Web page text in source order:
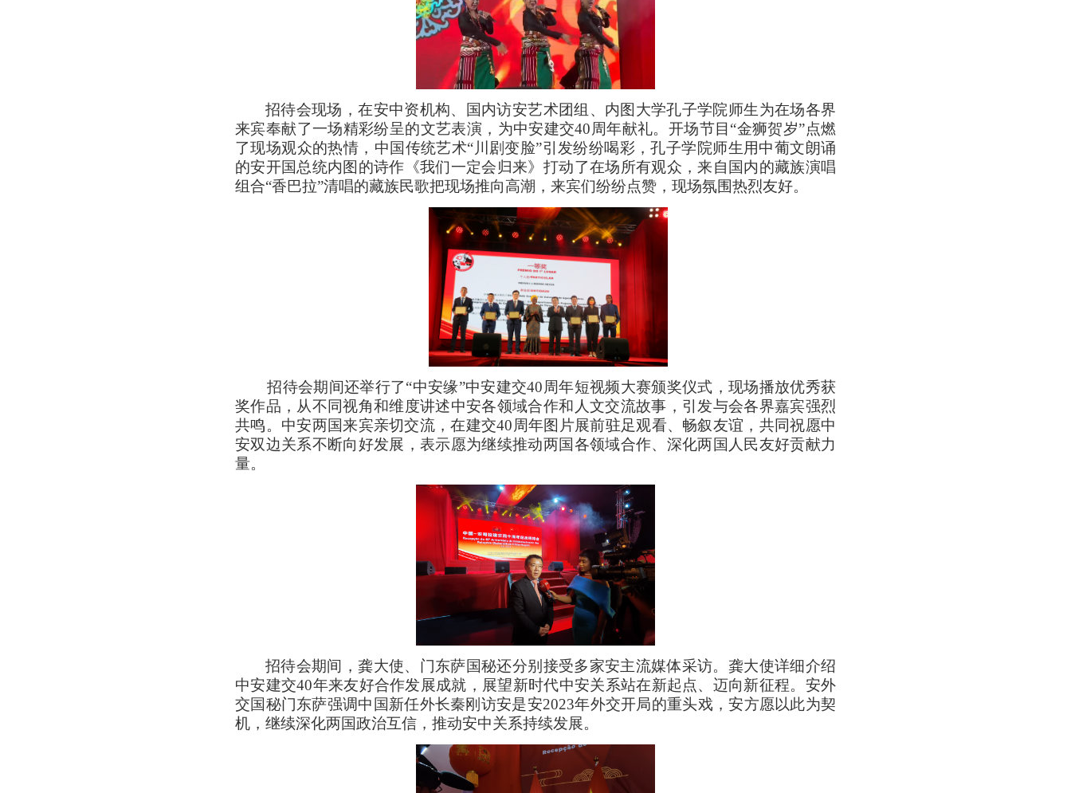
招待会现场，在安中资机构、国内访安艺术团组、内图大学孔子学院师生为在场各界
来宾奉献了一场精彩纷呈的文艺表演，为中安建交40周年献礼。开场节目“金狮贺岁”点燃
了现场观众的热情，中国传统艺术“川剧变脸”引发纷纷喝彩，孔子学院师生用中葡文朗诵
的安开国总统内图的诗作《我们一定会归来》打动了在场所有观众，来自国内的藏族演唱
组合“香巴拉”清唱的藏族民歌把现场推向高潮，来宾们纷纷点赞，现场氛围热烈友好。
招待会期间还举行了“中安缘”中安建交40周年短视频大赛颁奖仪式，现场播放优秀获
奖作品，从不同视角和维度讲述中安各领域合作和人文交流故事，引发与会各界嘉宾强烈
共鸣。中安两国来宾亲切交流，在建交40周年图片展前驻足观看、畅叙友谊，共同祝愿中
安双边关系不断向好发展，表示愿为继续推动两国各领域合作、深化两国人民友好贡献力
量。
招待会期间，龚大使、门东萨国秘还分别接受多家安主流媒体采访。龚大使详细介绍
中安建交40年来友好合作发展成就，展望新时代中安关系站在新起点、迈向新征程。安外
交国秘门东萨强调中国新任外长秦刚访安是安2023年外交开局的重头戏，安方愿以此为契
机，继续深化两国政治互信，推动安中关系持续发展。